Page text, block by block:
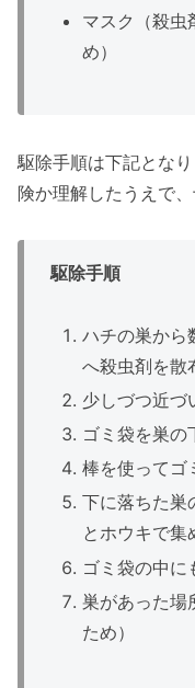
マスク（殺虫
め）
駆除手順は下記とな
険か理解したうえで
駆除手順
ハチの巣から
へ殺虫剤を散
少しづつ近づ
ゴミ袋を巣の
棒を使ってゴ
下に落ちた巣
とホウキで集
ゴミ袋の中に
巣があった場
ため）